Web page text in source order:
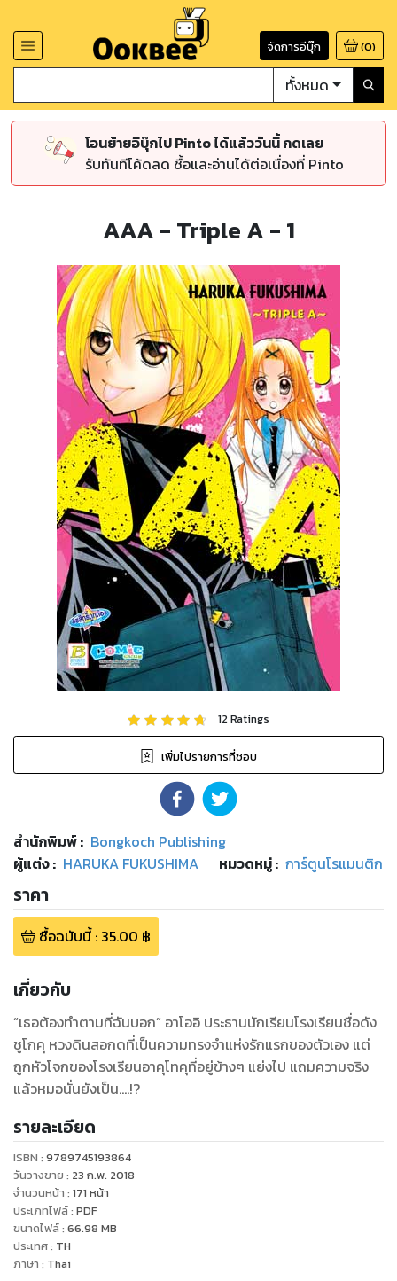
จัดการอีบุ๊ก (0)
ทั้งหมด
โอนย้ายอีบุ๊กไป Pinto ได้แล้ววันนี้ กดเลย
รับทันทีโค้ดลด ซื้อและอ่านได้ต่อเนื่องที่ Pinto
AAA - Triple A - 1
12Ratings
เพิ่มไปรายการที่ชอบ
สำนักพิมพ์: Bongkoch Publishing
ผู้แต่ง : HARUKA FUKUSHIMA หมวดหมู่: การ์ตูนโรแมนติก
ราคา
ซื้อฉบับนี้: 35.00 ฿
เกี่ยวกับ
“เธอต้องทำตามที่ฉันบอก” อาโออิ ประธานนักเรียนโรงเรียนชื่อดัง
ชูโกคุ หวงดินสอกดที่เป็นความทรงจำแห่งรักแรกของตัวเอง แต่
ถูกหัวโจกของโรงเรียนอาคุโทคุที่อยู่ข้างๆ แย่งไป แถมความจริง
แล้วหมอนั่นยังเป็น....!?
รายละเอียด
ISBN : 9789745193864
วันวางขาย : 23 ก.พ. 2018
จำนวนหน้า : 171 หน้า
ประเภทไฟล์: PDF
ขนาดไฟล์: 66.98 MB
ประเทศ: TH
ภาษา : Thai